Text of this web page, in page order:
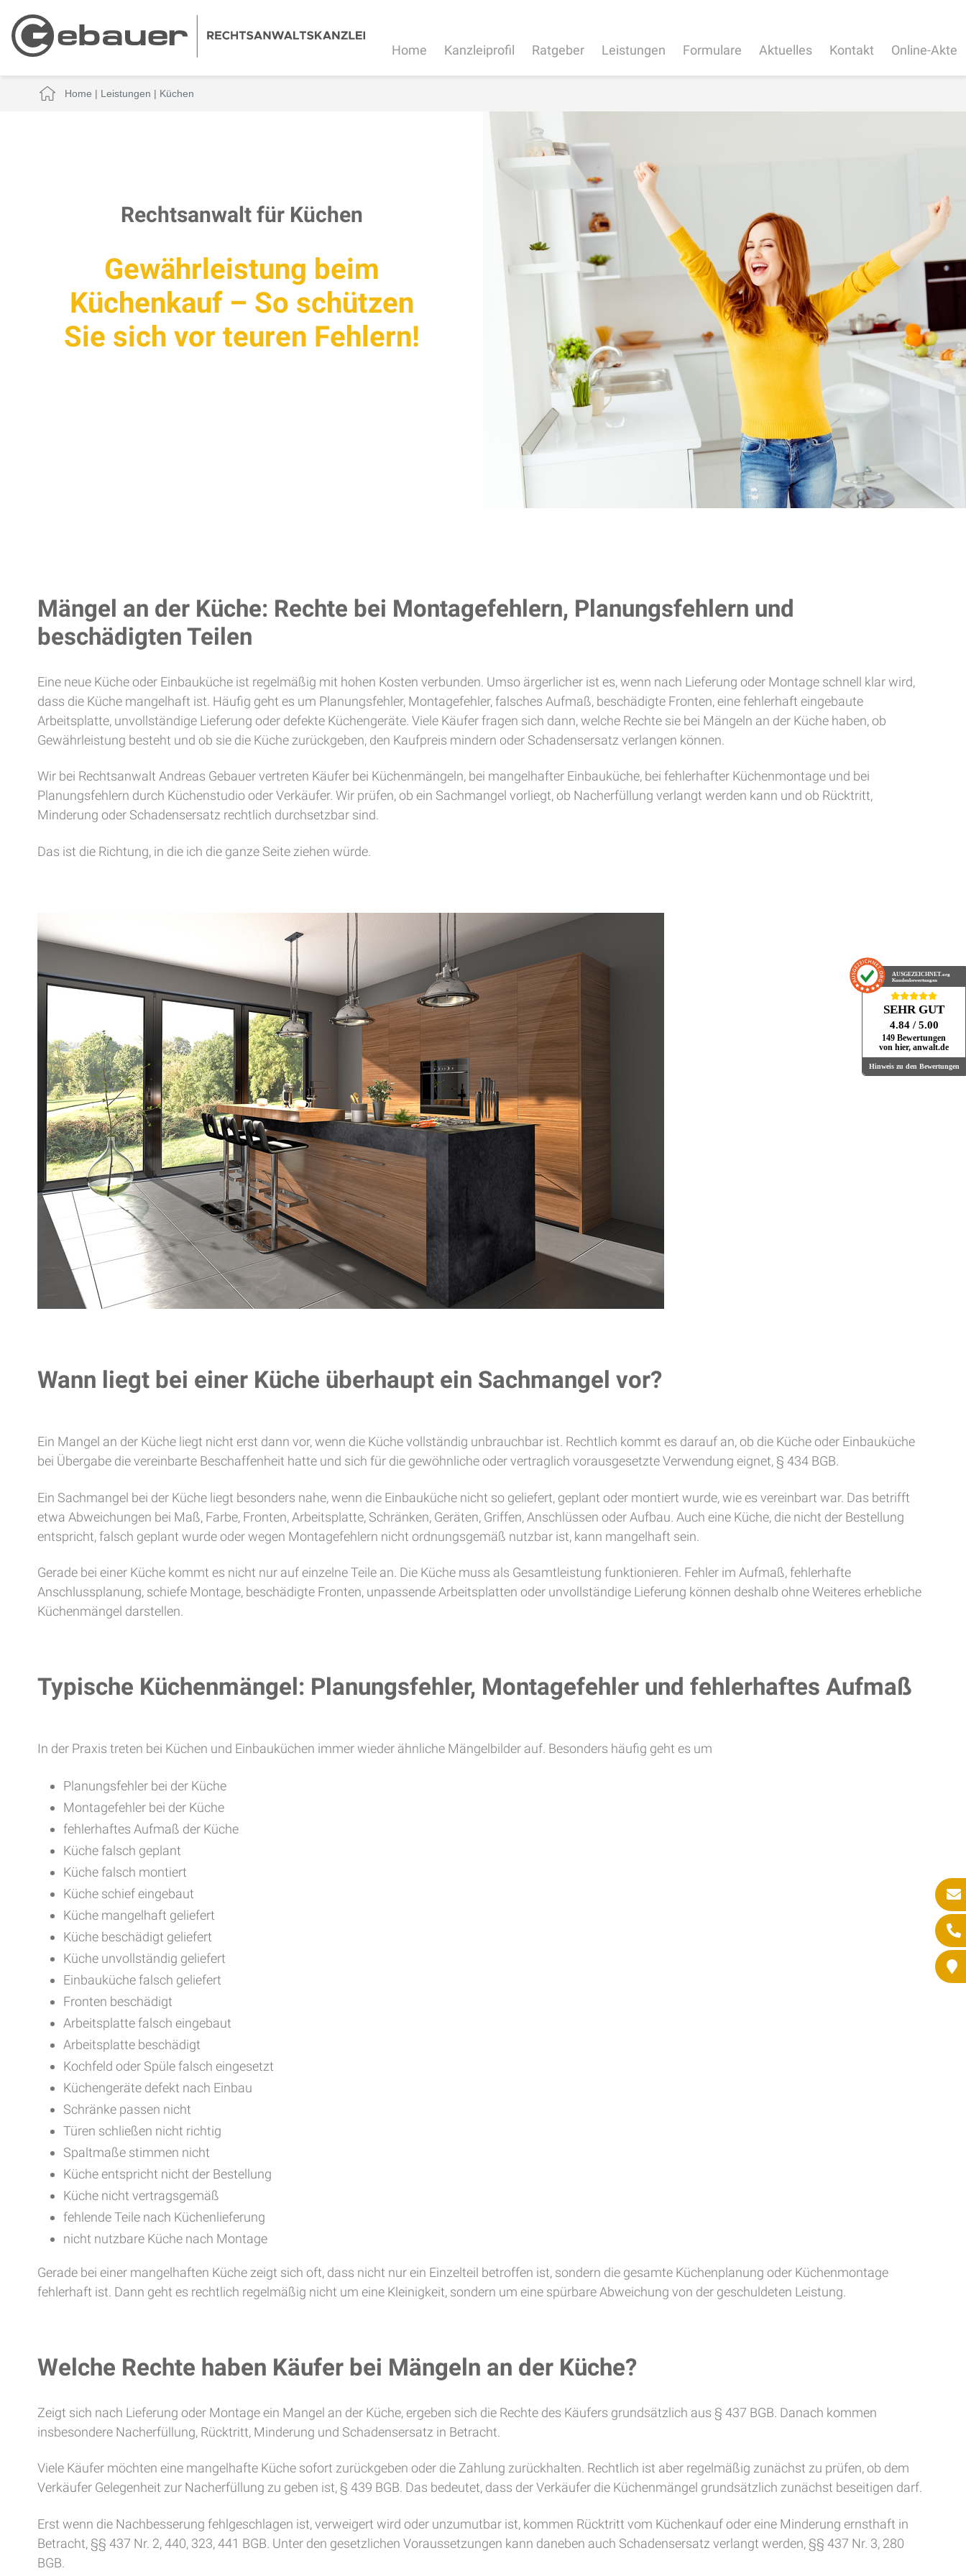
Home Kanzleiprofil Ratgeber Leistungen Formulare Aktuelles Kontakt Online-Akte
Home | Leistungen | Küchen
Rechtsanwalt für Küchen
Gewährleistung beim
Küchenkauf – So schützen
Sie sich vor teuren Fehlern!
Mängel an der Küche: Rechte bei Montagefehlern, Planungsfehlern und
beschädigten Teilen
Eine neue Küche oder Einbauküche ist regelmäßig mit hohen Kosten verbunden. Umso ärgerlicher ist es, wenn nach Lieferung oder Montage schnell klar wird,
dass die Küche mangelhaft ist. Häufig geht es um Planungsfehler, Montagefehler, falsches Aufmaß, beschädigte Fronten, eine fehlerhaft eingebaute
Arbeitsplatte, unvollständige Lieferung oder defekte Küchengeräte. Viele Käufer fragen sich dann, welche Rechte sie bei Mängeln an der Küche haben, ob
Gewährleistung besteht und ob sie die Küche zurückgeben, den Kaufpreis mindern oder Schadensersatz verlangen können.
Wir bei Rechtsanwalt Andreas Gebauer vertreten Käufer bei Küchenmängeln, bei mangelhafter Einbauküche, bei fehlerhafter Küchenmontage und bei
Planungsfehlern durch Küchenstudio oder Verkäufer. Wir prüfen, ob ein Sachmangel vorliegt, ob Nacherfüllung verlangt werden kann und ob Rücktritt,
Minderung oder Schadensersatz rechtlich durchsetzbar sind.
Das ist die Richtung, in die ich die ganze Seite ziehen würde.
Wann liegt bei einer Küche überhaupt ein Sachmangel vor?
Ein Mangel an der Küche liegt nicht erst dann vor, wenn die Küche vollständig unbrauchbar ist. Rechtlich kommt es darauf an, ob die Küche oder Einbauküche
bei Übergabe die vereinbarte Beschaffenheit hatte und sich für die gewöhnliche oder vertraglich vorausgesetzte Verwendung eignet, § 434 BGB.
Ein Sachmangel bei der Küche liegt besonders nahe, wenn die Einbauküche nicht so geliefert, geplant oder montiert wurde, wie es vereinbart war. Das betrifft
etwa Abweichungen bei Maß, Farbe, Fronten, Arbeitsplatte, Schränken, Geräten, Griffen, Anschlüssen oder Aufbau. Auch eine Küche, die nicht der Bestellung
entspricht, falsch geplant wurde oder wegen Montagefehlern nicht ordnungsgemäß nutzbar ist, kann mangelhaft sein.
Gerade bei einer Küche kommt es nicht nur auf einzelne Teile an. Die Küche muss als Gesamtleistung funktionieren. Fehler im Aufmaß, fehlerhafte
Anschlussplanung, schiefe Montage, beschädigte Fronten, unpassende Arbeitsplatten oder unvollständige Lieferung können deshalb ohne Weiteres erhebliche
Küchenmängel darstellen.
Typische Küchenmängel: Planungsfehler, Montagefehler und fehlerhaftes Aufmaß
In der Praxis treten bei Küchen und Einbauküchen immer wieder ähnliche Mängelbilder auf. Besonders häufig geht es um
Planungsfehler bei der Küche
Montagefehler bei der Küche
fehlerhaftes Aufmaß der Küche
Küche falsch geplant
Küche falsch montiert
Küche schief eingebaut
Küche mangelhaft geliefert
Küche beschädigt geliefert
Küche unvollständig geliefert
Einbauküche falsch geliefert
Fronten beschädigt
Arbeitsplatte falsch eingebaut
Arbeitsplatte beschädigt
Kochfeld oder Spüle falsch eingesetzt
Küchengeräte defekt nach Einbau
Schränke passen nicht
Türen schließen nicht richtig
Spaltmaße stimmen nicht
Küche entspricht nicht der Bestellung
Küche nicht vertragsgemäß
fehlende Teile nach Küchenlieferung
nicht nutzbare Küche nach Montage
Gerade bei einer mangelhaften Küche zeigt sich oft, dass nicht nur ein Einzelteil betroffen ist, sondern die gesamte Küchenplanung oder Küchenmontage
fehlerhaft ist. Dann geht es rechtlich regelmäßig nicht um eine Kleinigkeit, sondern um eine spürbare Abweichung von der geschuldeten Leistung.
Welche Rechte haben Käufer bei Mängeln an der Küche?
Zeigt sich nach Lieferung oder Montage ein Mangel an der Küche, ergeben sich die Rechte des Käufers grundsätzlich aus § 437 BGB. Danach kommen
insbesondere Nacherfüllung, Rücktritt, Minderung und Schadensersatz in Betracht.
Viele Käufer möchten eine mangelhafte Küche sofort zurückgeben oder die Zahlung zurückhalten. Rechtlich ist aber regelmäßig zunächst zu prüfen, ob dem
Verkäufer Gelegenheit zur Nacherfüllung zu geben ist, § 439 BGB. Das bedeutet, dass der Verkäufer die Küchenmängel grundsätzlich zunächst beseitigen darf.
Erst wenn die Nachbesserung fehlgeschlagen ist, verweigert wird oder unzumutbar ist, kommen Rücktritt vom Küchenkauf oder eine Minderung ernsthaft in
Betracht, §§ 437 Nr. 2, 440, 323, 441 BGB. Unter den gesetzlichen Voraussetzungen kann daneben auch Schadensersatz verlangt werden, §§ 437 Nr. 3, 280
BGB.
AUSGEZEICHNET .org
Kundenbewertungen
SEHR GUT
4.84 / 5.00
149 Bewertungen
von hier, anwalt.de
Hinweis zu den Bewertungen